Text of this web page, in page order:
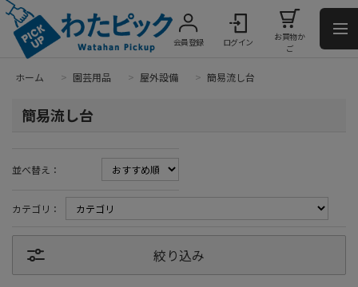
会員登録 ログイン
お買物か
ご
ホーム > 園芸用品 > 屋外設備 > 簡易流し台
簡易流し台
並べ替え：
カテゴリ：
絞り込み